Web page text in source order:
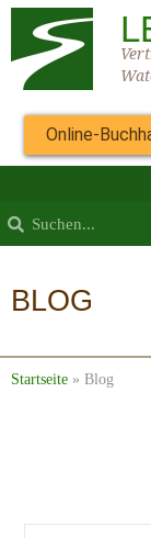
Online-
BLOG
Startseite » Blog